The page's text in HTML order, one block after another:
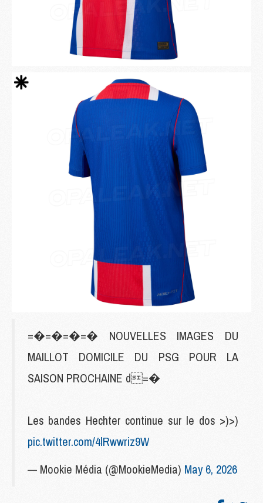
=�=�=�=� NOUVELLES IMAGES DU
MAILLOT DOMICILE DU PSG POUR LA
SAISON PROCHAINE d=�
Les bandes Hechter continue sur le dos >)>)
pic.twitter.com/4lRwwriz9W
— Mookie Média (@MookieMedia) May 6, 2026